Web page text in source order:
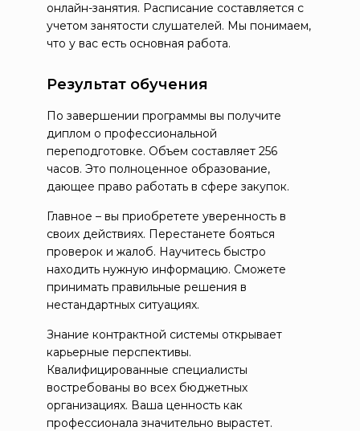
онлайн-занятия. Расписание составляется с
учетом занятости слушателей. Мы понимаем,
что у вас есть основная работа.
Результат обучения
По завершении программы вы получите
диплом о профессиональной
переподготовке. Объем составляет 256
часов. Это полноценное образование,
дающее право работать в сфере закупок.
Главное – вы приобретете уверенность в
своих действиях. Перестанете бояться
проверок и жалоб. Научитесь быстро
находить нужную информацию. Сможете
принимать правильные решения в
нестандартных ситуациях.
Знание контрактной системы открывает
карьерные перспективы.
Квалифицированные специалисты
востребованы во всех бюджетных
организациях. Ваша ценность как
профессионала значительно вырастет.